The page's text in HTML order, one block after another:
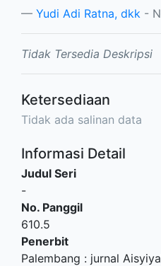
Yudi Adi Ratna, dkk -
Tidak Tersedia Deskripsi
Ketersediaan
Tidak ada salinan data
Informasi Detail
Judul Seri
-
No. Panggil
610.5
Penerbit
Palembang : jurnal